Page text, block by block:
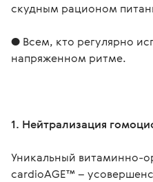
скудным рационом
● Всем, кто регулярно
напряженном ритме.
1. Нейтрализация
Уникальный витаминно-
cardioAGE™ –